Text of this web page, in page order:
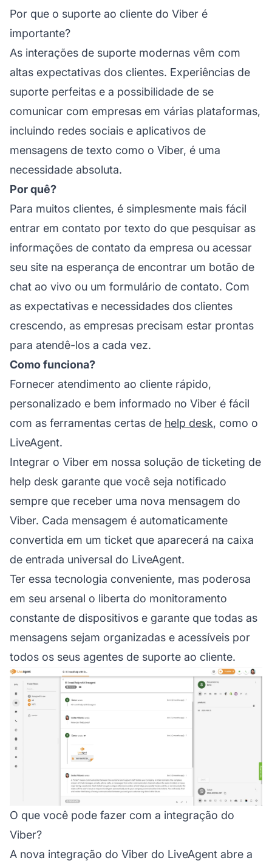
Por que o suporte ao cliente do Viber é
importante?
As interações de suporte modernas vêm com
altas expectativas dos clientes. Experiências de
suporte perfeitas e a possibilidade de se
comunicar com empresas em várias plataformas,
incluindo redes sociais e aplicativos de
mensagens de texto como o Viber, é uma
necessidade absoluta.
Por quê?
Para muitos clientes, é simplesmente mais fácil
entrar em contato por texto do que pesquisar as
informações de contato da empresa ou acessar
seu site na esperança de encontrar um botão de
chat ao vivo ou um formulário de contato. Com
as expectativas e necessidades dos clientes
crescendo, as empresas precisam estar prontas
para atendê-los a cada vez.
Como funciona?
Fornecer atendimento ao cliente rápido,
personalizado e bem informado no Viber é fácil
com as ferramentas certas de help desk, como o
LiveAgent.
Integrar o Viber em nossa solução de ticketing de
help desk garante que você seja notificado
sempre que receber uma nova mensagem do
Viber. Cada mensagem é automaticamente
convertida em um ticket que aparecerá na caixa
de entrada universal do LiveAgent.
Ter essa tecnologia conveniente, mas poderosa
em seu arsenal o liberta do monitoramento
constante de dispositivos e garante que todas as
mensagens sejam organizadas e acessíveis por
todos os seus agentes de suporte ao cliente.
O que você pode fazer com a integração do
Viber?
A nova integração do Viber do LiveAgent abre a